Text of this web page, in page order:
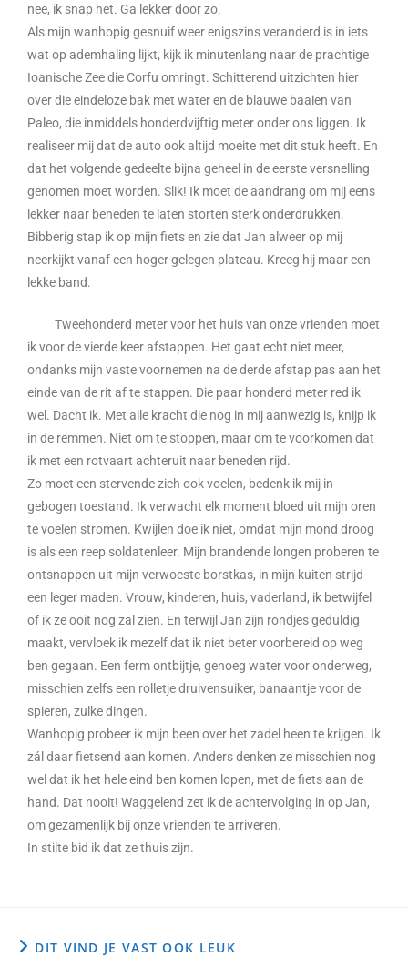
nee, ik snap het. Ga lekker door zo.
Als mijn wanhopig gesnuif weer enigszins veranderd is in iets
wat op ademhaling lijkt, kijk ik minutenlang naar de prachtige
Ioanische Zee die Corfu omringt. Schitterend uitzichten hier
over die eindeloze bak met water en de blauwe baaien van
Paleo, die inmiddels honderdvijftig meter onder ons liggen. Ik
realiseer mij dat de auto ook altijd moeite met dit stuk heeft. En
dat het volgende gedeelte bijna geheel in de eerste versnelling
genomen moet worden. Slik! Ik moet de aandrang om mij eens
lekker naar beneden te laten storten sterk onderdrukken.
Bibberig stap ik op mijn fiets en zie dat Jan alweer op mij
neerkijkt vanaf een hoger gelegen plateau. Kreeg hij maar een
lekke band.
Tweehonderd meter voor het huis van onze vrienden moet
ik voor de vierde keer afstappen. Het gaat echt niet meer,
ondanks mijn vaste voornemen na de derde afstap pas aan het
einde van de rit af te stappen. Die paar honderd meter red ik
wel. Dacht ik. Met alle kracht die nog in mij aanwezig is, knijp ik
in de remmen. Niet om te stoppen, maar om te voorkomen dat
ik met een rotvaart achteruit naar beneden rijd.
Zo moet een stervende zich ook voelen, bedenk ik mij in
gebogen toestand. Ik verwacht elk moment bloed uit mijn oren
te voelen stromen. Kwijlen doe ik niet, omdat mijn mond droog
is als een reep soldatenleer. Mijn brandende longen proberen te
ontsnappen uit mijn verwoeste borstkas, in mijn kuiten strijd
een leger maden. Vrouw, kinderen, huis, vaderland, ik betwijfel
of ik ze ooit nog zal zien. En terwijl Jan zijn rondjes geduldig
maakt, vervloek ik mezelf dat ik niet beter voorbereid op weg
ben gegaan. Een ferm ontbijtje, genoeg water voor onderweg,
misschien zelfs een rolletje druivensuiker, banaantje voor de
spieren, zulke dingen.
Wanhopig probeer ik mijn been over het zadel heen te krijgen. Ik
zál daar fietsend aan komen. Anders denken ze misschien nog
wel dat ik het hele eind ben komen lopen, met de fiets aan de
hand. Dat nooit! Waggelend zet ik de achtervolging in op Jan,
om gezamenlijk bij onze vrienden te arriveren.
In stilte bid ik dat ze thuis zijn.
DIT VIND JE VAST OOK LEUK